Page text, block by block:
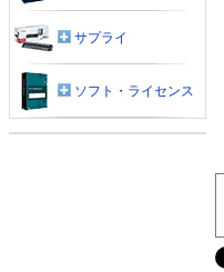
サプライ
ソフト・ライセンス